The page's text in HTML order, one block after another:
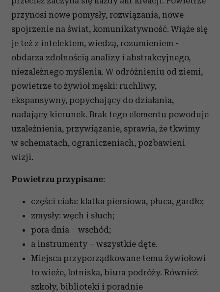
przynosi nowe pomysły, rozwiązania, nowe
spojrzenie na świat, komunikatywność. Wiąże się
je też z intelektem, wiedzą, rozumieniem -
obdarza zdolnością analizy i abstrakcyjnego,
niezależnego myślenia. W odróżnieniu od ziemi,
powietrze to żywioł męski: ruchliwy,
ekspansywny, popychający do działania,
nadający kierunek. Brak tego elementu powoduje
uzależnienia, przywiązanie, sprawia, że tkwimy
w schematach, ograniczeniach, pozbawieni
wizji.
Powietrzu przypisane:
części ciała: klatka piersiowa, płuca, gardło;
zmysły: węch i słuch;
pora dnia – wschód;
a instrumenty – wszystkie dęte.
Miejsca przyporządkowane temu żywiołowi
to wieże, lotniska, biura podróży. Również
szkoły, biblioteki i poradnie